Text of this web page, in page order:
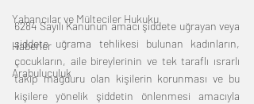
Yabancılar ve Mülteciler Hukuku
Haberler
Arabuluculuk
6284 Sayılı Kanunun amacı şiddete uğrayan veya
şiddete uğrama tehlikesi bulunan kadınların,
çocukların, aile bireylerinin ve tek taraflı ısrarlı
takip mağduru olan kişilerin korunması ve bu
kişilere yönelik şiddetin önlenmesi amacıyla